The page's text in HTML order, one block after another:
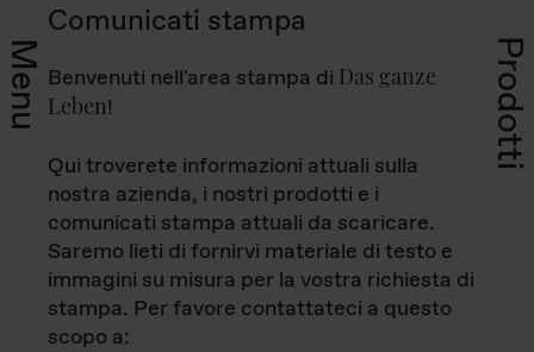
Menu Prodotti
Comunicati stampa
Benvenuti nell'area stampa di Das ganze
Leben!
Qui troverete informazioni attuali sulla
nostra azienda, i nostri prodotti e i
comunicati stampa attuali da scaricare.
Saremo lieti di fornirvi materiale di testo e
immagini su misura per la vostra richiesta di
stampa. Per favore contattateci a questo
scopo a: